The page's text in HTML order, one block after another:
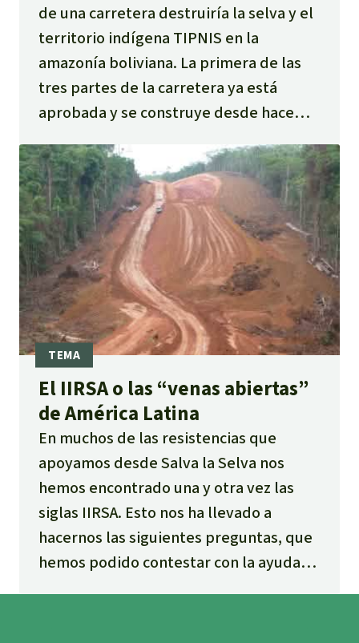
de una carretera destruiría la selva y el
territorio indígena TIPNIS en la
amazonía boliviana. La primera de las
tres partes de la carretera ya está
aprobada y se construye desde hace
protesta partirá el 2 de agosto rumbo a
La Paz. Solidarízate firmando una carta
al presidente boliviano pidiéndole una
ruta alternativa que no afecte al TIPNIS.
El IIRSA o las “venas abiertas”
de América Latina
En muchos de las resistencias que
apoyamos desde Salva la Selva nos
hemos encontrado una y otra vez las
siglas IIRSA. Esto nos ha llevado a
hacernos las siguientes preguntas, que
hemos podido contestar con la ayuda